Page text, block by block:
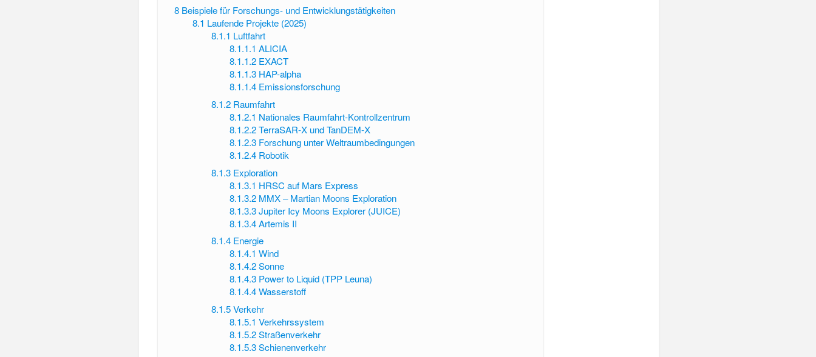
8 Beispiele für Forschungs- und Entwicklungstätigkeiten
8.1 Laufende Projekte (2025)
8.1.1 Luftfahrt
8.1.1.1 ALICIA
8.1.1.2 EXACT
8.1.1.3 HAP-alpha
8.1.1.4 Emissionsforschung
8.1.2 Raumfahrt
8.1.2.1 Nationales Raumfahrt-Kontrollzentrum
8.1.2.2TerraSAR-X und TanDEM-X
8.1.2.3 Forschung unter Weltraumbedingungen
8.1.2.4 Robotik
8.1.3 Exploration
8.1.3.1 HRSC auf Mars Express
8.1.3.2 MMX – Martian Moons Exploration
8.1.3.3Jupiter Icy Moons Explorer (JUICE)
8.1.3.4Artemis II
8.1.4 Energie
8.1.4.1 Wind
8.1.4.2Sonne
8.1.4.3 Power to Liquid (TPP Leuna)
8.1.4.4Wasserstoff
8.1.5 Verkehr
8.1.5.1 Verkehrssystem
8.1.5.2Straßenverkehr
8.1.5.3Schienenverkehr